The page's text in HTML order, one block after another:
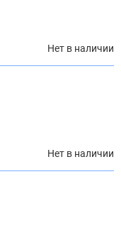
Нет в наличии
Нет в наличии